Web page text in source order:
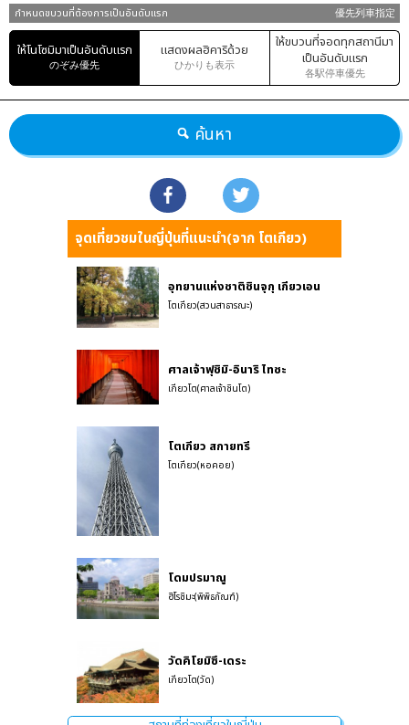
กำหนดขบวนที่ต้องการเป็นอันดับแรก 優先列車指定
ให้โนโซมิมาเป็นอันดับแรก
のぞみ優先
แสดงผลฮิคาริด้วย
ひかりも表示
ให้ขบวนที่จอดทุกสถานีมา
เป็นอันดับแรก
各駅停車優先
ค้นหา
จุดเที่ยวชมในญี่ปุ่นที่แนะนำ(จาก โตเกียว)
อุทยานแห่งชาติชินจุกุ เกียวเอน
โตเกียว(สวนสาธารณะ)
ศาลเจ้าฟุชิมิ-อินาริ ไทชะ
เกียวโต(ศาลเจ้าชินโต)
โตเกียว สกายทรี
โตเกียว(หอคอย)
โดมปรมาณู
ฮิโรชิมะ(พิพิธภัณฑ์)
วัดคิโยมิซึ-เดระ
เกียวโต(วัด)